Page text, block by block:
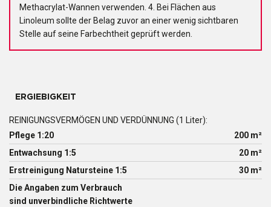
Methacrylat-Wannen verwenden. 4. Bei Flächen aus
Linoleum sollte der Belag zuvor an einer wenig sichtbaren
Stelle auf seine Farbechtheit geprüft werden.
ERGIEBIGKEIT
REINIGUNGSVERMÖGEN UND VERDÜNNUNG (1 Liter):
Pflege 1:20
200 m²
Entwachsung 1:5
20 m²
Erstreinigung Natursteine 1:5
30 m²
Die Angaben zum Verbrauch
sind unverbindliche Richtwerte